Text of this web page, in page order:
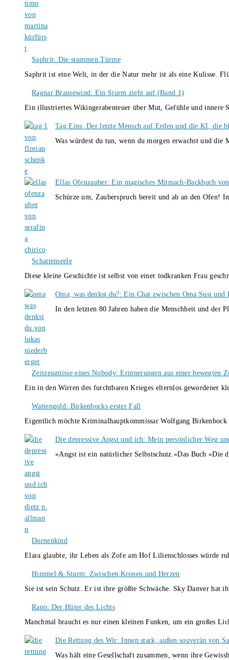
Saphrit: Die stummen Türme
Saphrit ist eine Welt, in der die Natur mehr ist als eine Kulisse.
Ragnar Brausewind: Ein Sturm zieht auf (Band 1)
Ein illustriertes Wikingerabenteuer über Mut, Gefühle und
Tag Eins: Der letzte Mensch auf Erden und die KI, die
Was würdest du tun, wenn du morgen erwachst und
Ellas Ofenzauber: Ein magisches Mitmach-Backbuch
Schürze um, Zauberspruch bereit und ab an den Ofen!
Schattenseele
Diese kleine Geschichte ist selbst von einer todkranken Frau
Oma, was denkst du?: Ein Chat zwischen Oma Susi
In den letzten 80 Jahren haben die Menschheit und
Zeitzeugnisse eines Nobody: Erinnerungen aus einer bewegten
Ein in den Wirren des furchtbaren Krieges elternlos gewordener
Wattengold: Birkenbocks erster Fall
Eigentlich möchte Kriminalhauptkommissar Wolfgang
Die depressive Angst und ich: Mein persönlicher Weg
»Angst ist ein natürlicher Selbstschutz.«Das Buch
Dornenkind
Elara glaubte, ihr Leben als Zofe am Hof Lilienschlosses würde
Himmel & Sturm: Zwischen Kronen und Herzen
Sie ist sein Schutz. Er ist ihre größte Schwäche. Sky Danver
Rano: Der Hüter des Lichts
Manchmal braucht es nur einen kleinen Funken, um ein großes
Die Rettung des Wir: Innen stark, außen souverän von
Was hält eine Gesellschaft zusammen, wenn ihre